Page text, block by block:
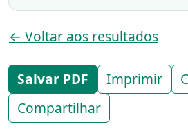
← Voltar aos resultados
Salvar PDF Imprimir
Compartilhar